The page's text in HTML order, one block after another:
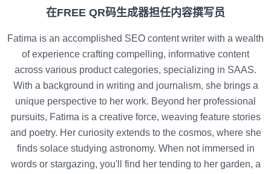
在FREE QR码生成器担任内容撰写员
Fatima is an accomplished SEO content writer with a wealth
of experience crafting compelling, informative content
across various product categories, specializing in SAAS.
With a background in writing and journalism, she brings a
unique perspective to her work. Beyond her professional
pursuits, Fatima is a creative force, weaving feature stories
and poetry. Her curiosity extends to the cosmos, where she
finds solace studying astronomy. When not immersed in
words or stargazing, you'll find her tending to her garden, a